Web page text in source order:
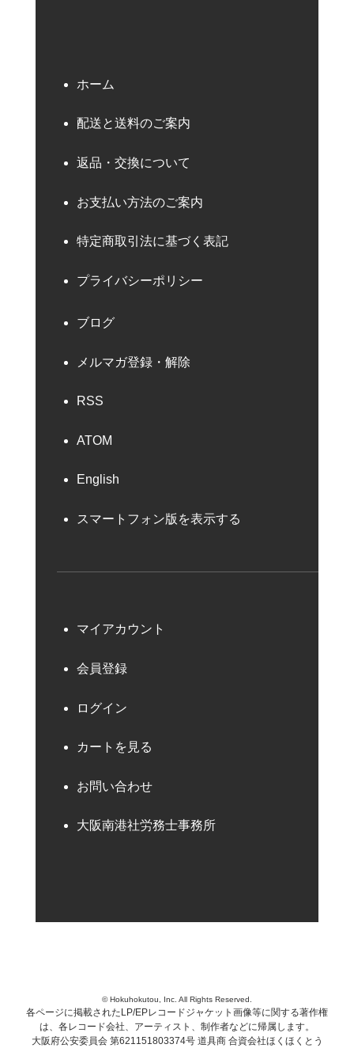
ホーム
配送と送料のご案内
返品・交換について
お支払い方法のご案内
特定商取引法に基づく表記
プライバシーポリシー
ブログ
メルマガ登録・解除
RSS
ATOM
English
スマートフォン版を表示する
マイアカウント
会員登録
ログイン
カートを見る
お問い合わせ
大阪南港社労務士事務所
© Hokuhokutou, Inc. All Rights Reserved.
各ページに掲載されたLP/EPレコードジャケット画像等に関する著作権
は、各レコード会社、アーティスト、制作者などに帰属します。
大阪府公安委員会 第621151803374号 道具商 合資会社ほくほくとう